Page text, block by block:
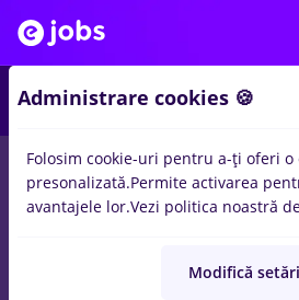
locuri de muncacu salarii food
pentruStudentinTransport /
Administrare cookies 🍪
Folosim cookie-uri pentru a-ți oferi o
presonalizată.Permite activarea
avantajele lor.Vezi politica noastră
Modifică